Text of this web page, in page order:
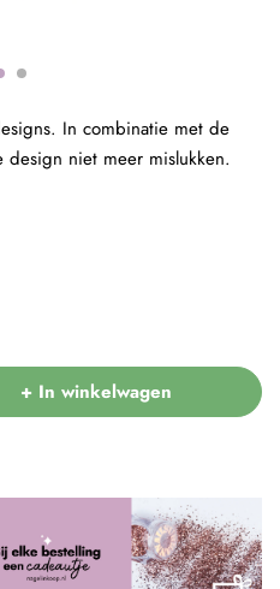
+ In winkelwagen
In combinatie met de
niet meer mislukken.